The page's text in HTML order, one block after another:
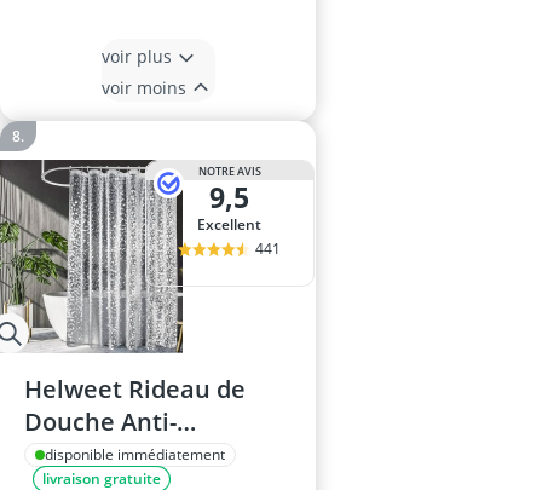
voir plus
voir moins
NOTRE AVIS
9,5
Excellent
441
Helweet Rideau de
Douche Anti-
Moisissure 180x200cm
disponible immédiatement
livraison gratuite